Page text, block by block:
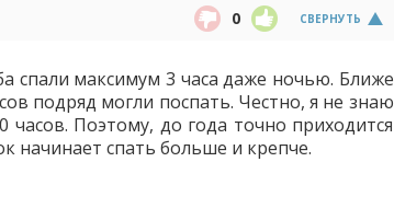
СВЕРНУТЬ
0
спали максимум 3 часа даже ночью. Ближе
подряд могли поспать. Честно, я не знаю
часов. Поэтому, до года точно приходится
начинает спать больше и крепче.